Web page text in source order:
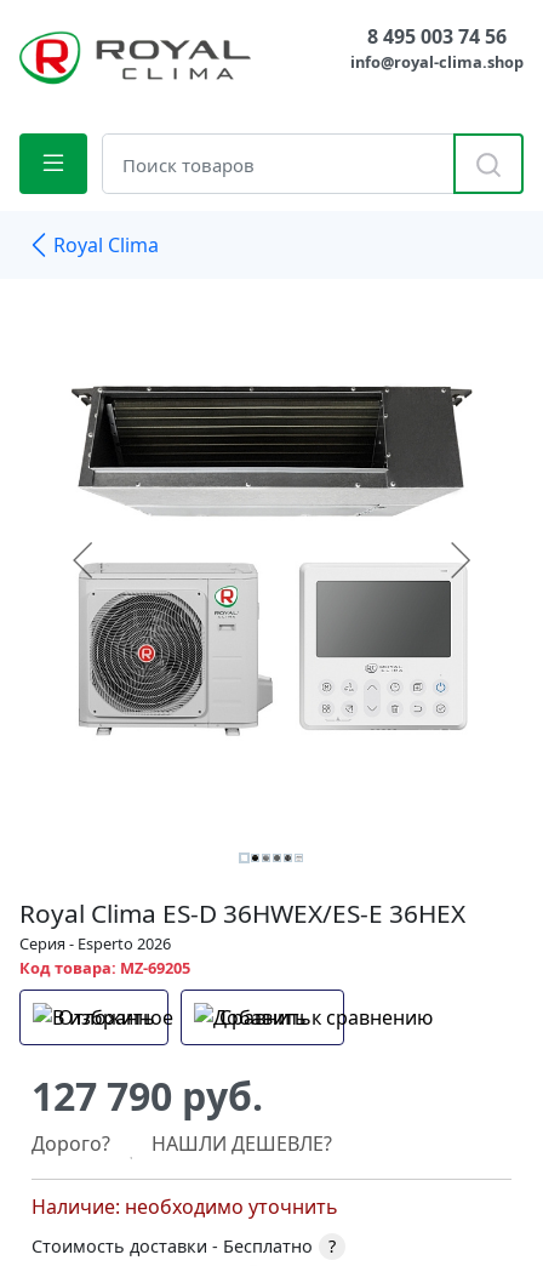
8 495 003 74 56
info@royal-clima.shop
Royal Clima
Royal Clima ES-D 36HWEX/ES-E 36HEX
Серия - Esperto 2026
Код товара: MZ-69205
Отложить Сравнить
127 790 руб.
Дорого? НАШЛИ ДЕШЕВЛЕ?
Наличие: необходимо уточнить
Стоимость доставки - Бесплатно
?